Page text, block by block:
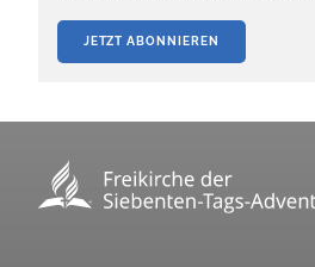
JETZT ABONNIEREN